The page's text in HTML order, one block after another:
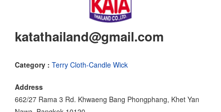
katathailand@gmail.com
Category : Terry Cloth-Candle Wick
Address
662/27 Rama 3 Rd. Khwaeng Bang Phongphang, Khet Yan